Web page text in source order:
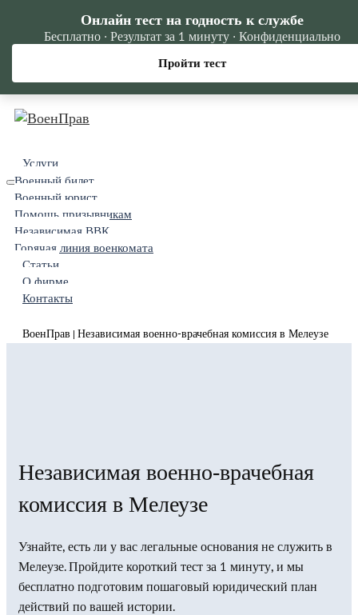
Услуги
Военный билет
Военный юрист
Помощь призывникам
Независимая ВВК
Горячая линия военкомата
Статьи
О фирме
Контакты
ВоенПрав | Независимая военно-врачебная комиссия в Мелеузе
Независимая военно-врачебная
комиссия в Мелеузе
Узнайте, есть ли у вас легальные основания не служить в
Мелеузе. Пройдите короткий тест за 1 минуту, и мы
бесплатно подготовим пошаговый юридический план
действий по вашей истории.
Онлайн тест на годность к службе
Бесплатно · Результат за 1 минуту · Конфиденциально
Пройти тест